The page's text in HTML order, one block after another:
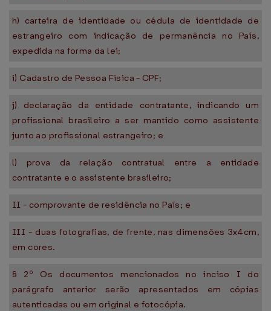
h) carteira de identidade ou cédula de identidade de
estrangeiro com indicação de permanência no País,
expedida na forma da lei;
i) Cadastro de Pessoa Física - CPF;
j) declaração da entidade contratante, indicando um
profissional brasileiro a ser mantido como assistente
junto ao profissional estrangeiro; e
l) prova da relação contratual entre a entidade
contratante e o assistente brasileiro;
II - comprovante de residência no País; e
III - duas fotografias, de frente, nas dimensões 3x4cm,
em cores.
§ 2º Os documentos mencionados no inciso I do
parágrafo anterior serão apresentados em cópias
autenticadas ou em original e fotocópia.